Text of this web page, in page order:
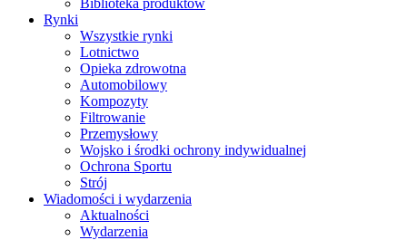
Biblioteka produktów
Rynki
Wszystkie rynki
Lotnictwo
Opieka zdrowotna
Automobilowy
Kompozyty
Filtrowanie
Przemysłowy
Wojsko i środki ochrony indywidualnej
Ochrona Sportu
Strój
Wiadomości i wydarzenia
Aktualności
Wydarzenia